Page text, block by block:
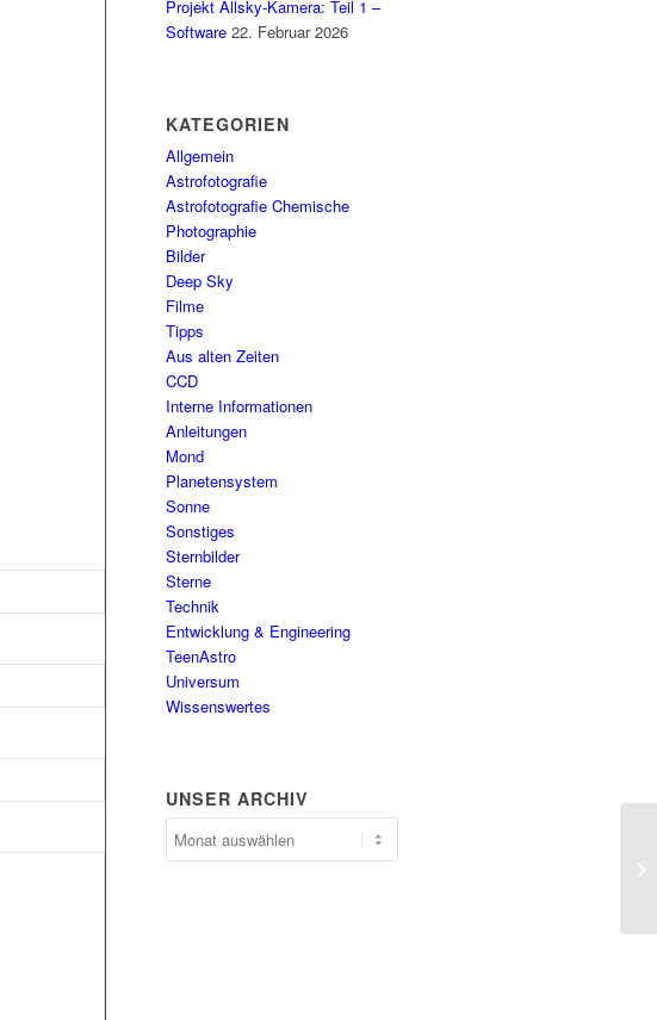
Projekt Allsky-Kamera: Teil 1 –
Software 22. Februar 2026
KATEGORIEN
Allgemein
Astrofotografie
Astrofotografie Chemische
Photographie
Bilder
Deep Sky
Filme
Tipps
Aus alten Zeiten
CCD
Interne Informationen
Anleitungen
Mond
Planetensystem
Sonne
Sonstiges
Sternbilder
Sterne
Technik
Entwicklung & Engineering
TeenAstro
Universum
Wissenswertes
UNSER ARCHIV